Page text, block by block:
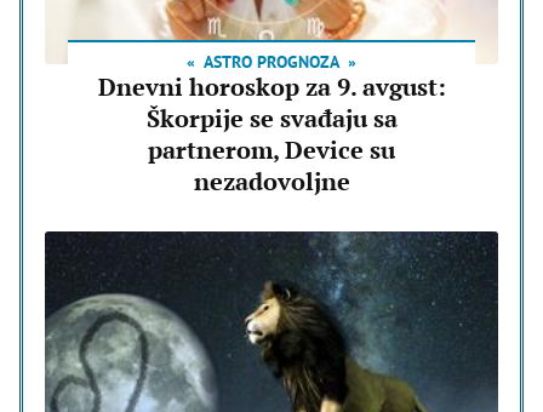
ASTRO PROGNOZA
Dnevni horoskop za 9. avgust:
Škorpije se svađaju sa
partnerom, Device su
nezadovoljne